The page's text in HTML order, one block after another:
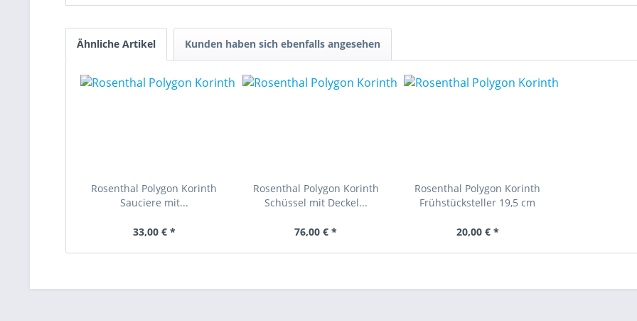
Ähnliche Artikel Kunden haben sich ebenfalls angesehen
Rosenthal Polygon Korinth
Sauciere mit...
33,00 € *
Rosenthal Polygon Korinth
Schüssel mit Deckel...
76,00 € *
Rosenthal Polygon Korinth
Frühstücksteller 19,5 cm
20,00 € *